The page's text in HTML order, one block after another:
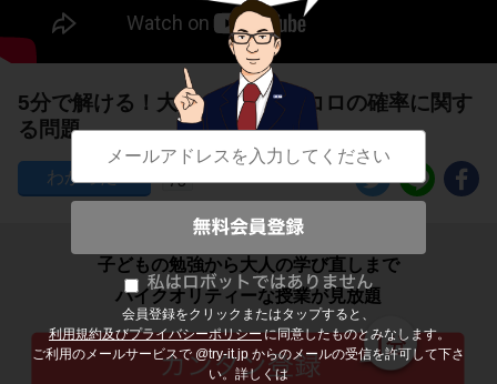
会員登録をクリックまたはタップすると、
利用規約及びプライバシーポリシーに同意したものとみなします。
ご利用のメールサービスで @try-it.jp からのメールの受信を許可して下さ
い。詳しくは
5分で解ける！大小２つのサイコロの確率に関す
る問題
73
子どもの勉強から大人の学び直しまで
ハイクオリティーな授業が見放題